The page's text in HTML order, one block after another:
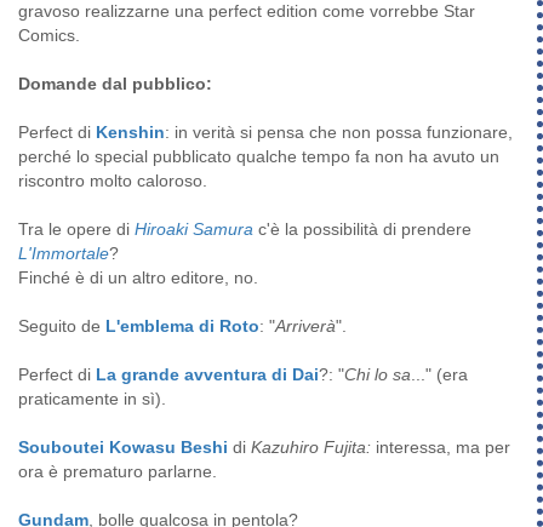
gravoso realizzarne una perfect edition come vorrebbe Star
Comics.
Domande dal pubblico:
Perfect di Kenshin: in verità si pensa che non possa funzionare,
perché lo special pubblicato qualche tempo fa non ha avuto un
riscontro molto caloroso.
Tra le opere di Hiroaki Samura c'è la possibilità di prendere
L'Immortale?
Finché è di un altro editore, no.
Seguito de L'emblema di Roto: "Arriverà".
Perfect di La grande avventura di Dai?: "Chi lo sa ..." (era
praticamente in sì).
Souboutei Kowasu Beshi di Kazuhiro Fujita: interessa, ma per
ora è prematuro parlarne.
Gundam , bolle qualcosa in pentola?